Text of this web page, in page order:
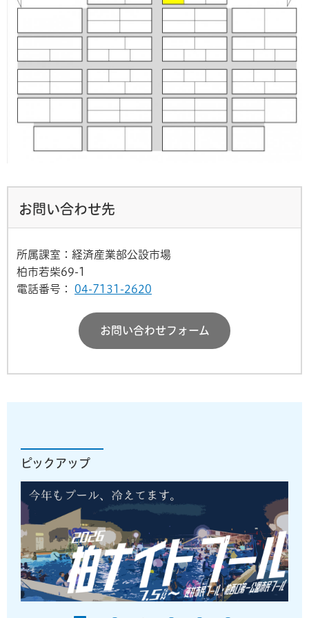
お問い合わせ先
所属課室：経済産業部公設市場
柏市若柴69-1
電話番号：
04-7131-2620
お問い合わせフォーム
ピックアップ